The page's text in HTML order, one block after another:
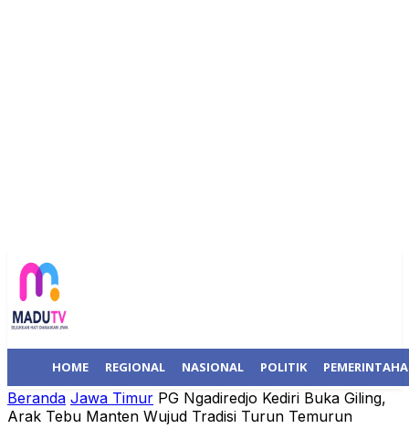
HOME REGIONAL NASIONAL POLITIK
Beranda Jawa Timur PG Ngadiredjo Kediri Buka Giling,
Arak Tebu Manten Wujud Tradisi Turun Temurun